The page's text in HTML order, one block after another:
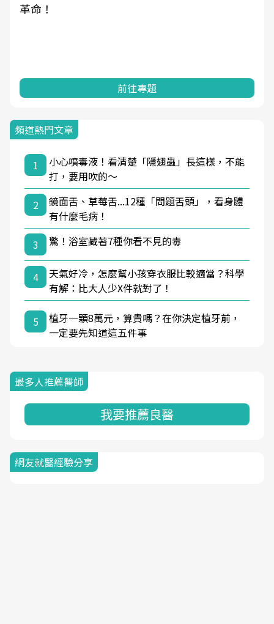
革命！
前往專題
頻道熱門文章
1
小心噴毒液！看清楚「隱翅蟲」長這樣，不能
打，要用吹的～
2
鏡面舌、草莓舌...12種「問題舌頭」，看身體
有什麼毛病！
3
驚！浴室藏著7種你看不見的毒
4
天氣好冷，怎麼幫小孩穿衣服比較適當？科學
有解：比大人少X件就對了！
5
植牙一顆8萬元，算貴嗎？在你決定植牙前，
一定要先知道這五件事
最多人推薦醫師
我要推薦良醫
網友就醫經驗分享